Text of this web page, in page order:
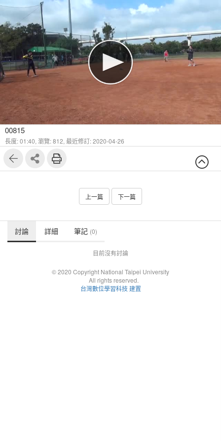
00815
長度: 01:40, 瀏覽: 812, 最近修訂: 2020-04-26
上一篇 下一篇
討論 詳細 筆記 (0)
目前沒有討論
© 2020 Copyright National Taipei University
All rights reserved.
台灣數位學習科技 建置